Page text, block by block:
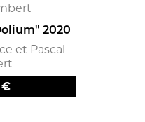
2020
et Pascal
€